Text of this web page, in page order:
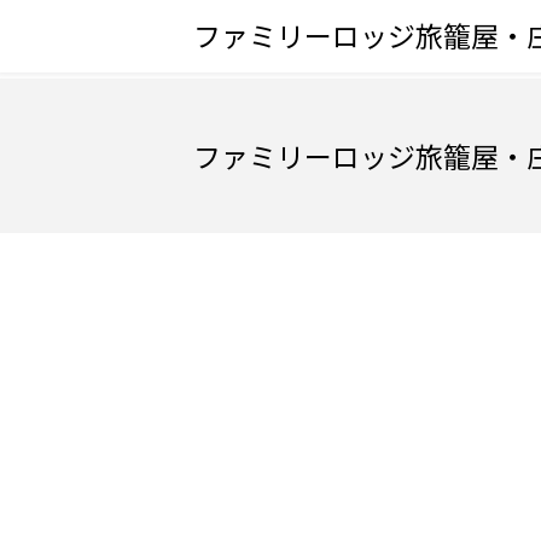
ファミリーロッジ旅籠屋・
ファミリーロッジ旅籠屋・